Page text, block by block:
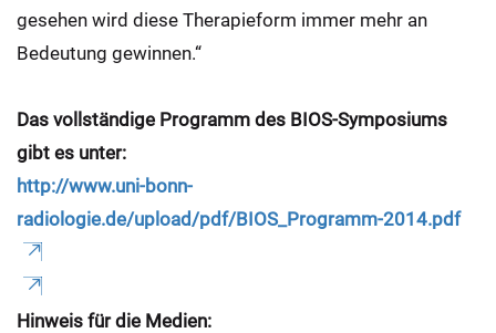
gesehen wird diese Therapieform immer mehr an
Bedeutung gewinnen.“
Das vollständige Programm des BIOS-Symposiums
gibt es unter:
http://www.uni-bonn-
radiologie.de/upload/pdf/BIOS_Programm-2014.pdf
Hinweis für die Medien: